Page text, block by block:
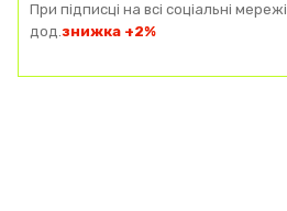
При підписці на всі соціальні мережі
дод.знижка +2%